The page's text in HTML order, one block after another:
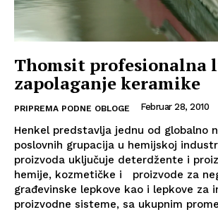
Thomsit profesionalna
zapolaganje keramike
PRIPREMA PODNE OBLOGE Februar 28, 2010
Henkel predstavlja jednu od globalno
poslovnih grupacija u hemijskoj
proizvoda uključuje deterdžente i
hemije, kozmetičke i proizvode za
građevinske lepkove kao i lepkove za
proizvodne sisteme, sa ukupnim